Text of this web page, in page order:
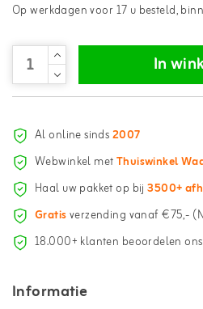
Op werkdagen voor 17 u besteld,
In
Al online sinds2007
Webwinkel metThuiswinkel
Haal uw pakket op bij3500+
Gratisverzending vanaf €75,-
18.000+ klanten beoordelen
Informatie